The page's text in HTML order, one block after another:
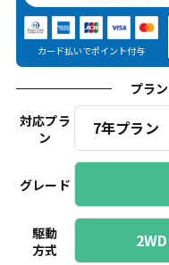
カード払いでポイント付与
プラ
対応プラ
ン
7年プラン
グレード
駆動
方式
2WD